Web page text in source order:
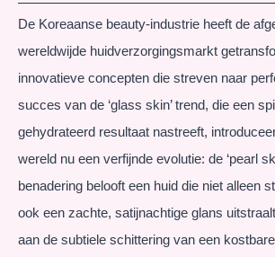
De Koreaanse beauty-industrie heeft de
wereldwijde huidverzorgingsmarkt
innovatieve concepten die streven naar
succes van de ‘glass skin’ trend, die een
gehydrateerd resultaat nastreeft,
wereld nu een verfijnde evolutie: de ‘pearl
benadering belooft een huid die niet alleen
ook een zachte, satijnachtige glans
aan de subtiele schittering van een